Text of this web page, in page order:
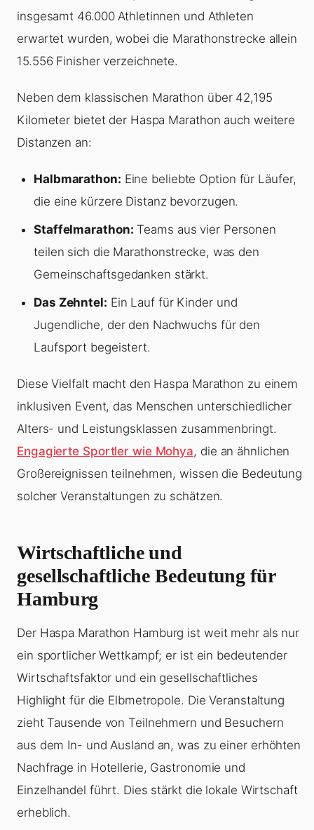
insgesamt 46.000 Athletinnen und Athleten
erwartet wurden, wobei die Marathonstrecke allein
15.556 Finisher verzeichnete.
Neben dem klassischen Marathon über 42,195
Kilometer bietet der Haspa Marathon auch weitere
Distanzen an:
Halbmarathon: Eine beliebte Option für Läufer,
die eine kürzere Distanz bevorzugen.
Staffelmarathon: Teams aus vier Personen
teilen sich die Marathonstrecke, was den
Gemeinschaftsgedanken stärkt.
Das Zehntel: Ein Lauf für Kinder und
Jugendliche, der den Nachwuchs für den
Laufsport begeistert.
Diese Vielfalt macht den Haspa Marathon zu einem
inklusiven Event, das Menschen unterschiedlicher
Alters- und Leistungsklassen zusammenbringt.
Engagierte Sportler wie Mohya, die an ähnlichen
Großereignissen teilnehmen, wissen die Bedeutung
solcher Veranstaltungen zu schätzen.
Wirtschaftliche und
gesellschaftliche Bedeutung für
Hamburg
Der Haspa Marathon Hamburg ist weit mehr als nur
ein sportlicher Wettkampf; er ist ein bedeutender
Wirtschaftsfaktor und ein gesellschaftliches
Highlight für die Elbmetropole. Die Veranstaltung
zieht Tausende von Teilnehmern und Besuchern
aus dem In- und Ausland an, was zu einer erhöhten
Nachfrage in Hotellerie, Gastronomie und
Einzelhandel führt. Dies stärkt die lokale Wirtschaft
erheblich.